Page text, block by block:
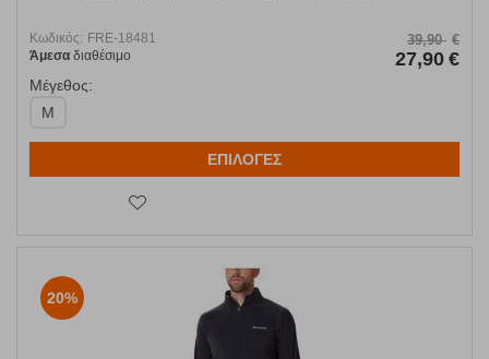
Κωδικός: FRE-18481
Άμεσα διαθέσιμο
39,90 €
27,90 €
Μέγεθος:
M
ΕΠΙΛΟΓΕΣ
20%